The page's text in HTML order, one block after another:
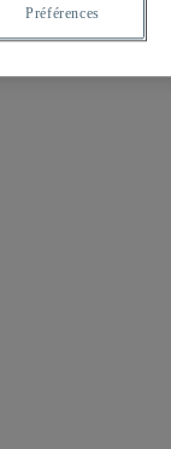
Préférences